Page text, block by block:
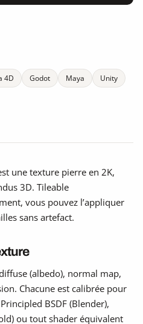
4D Godot Maya
Unity
une texture pierre en 2K,
3D. Tileable
vous pouvez l’appliquer
sans artefact.
(albedo), normal map,
Chacune est calibrée pour
BSDF (Blender),
ou tout shader équivalent